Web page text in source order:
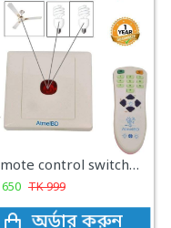
Remote control switch, Electric light On/Off & fan Speed Controller
650 TK999
অর্ডার করুন